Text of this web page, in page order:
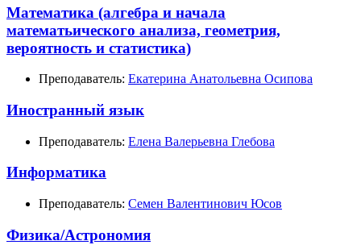
Математика (алгебра и начала
математьического анализа, геометрия,
вероятность и статистика)
Преподаватель: Екатерина Анатольевна Осипова
Иностранный язык
Преподаватель: Елена Валерьевна Глебова
Информатика
Преподаватель: Семен Валентинович Юсов
Физика/Астрономия